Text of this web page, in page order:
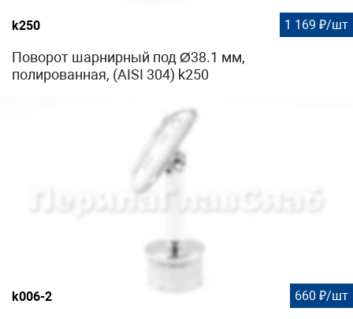
k250 1 169 ₽/шт
Поворот шарнирный под Ø38.1 мм,
полированная, (AISI 304) k250
k006-2 660 ₽/шт